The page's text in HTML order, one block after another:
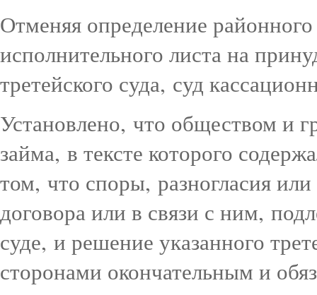
Отменяя определение
исполнительного листа на
третейского суда, суд
Установлено, что обществом и
займа, в тексте которого
том, что споры, разногласия
договора или в связи с ним,
суде, и решение указанного
сторонами окончательным и